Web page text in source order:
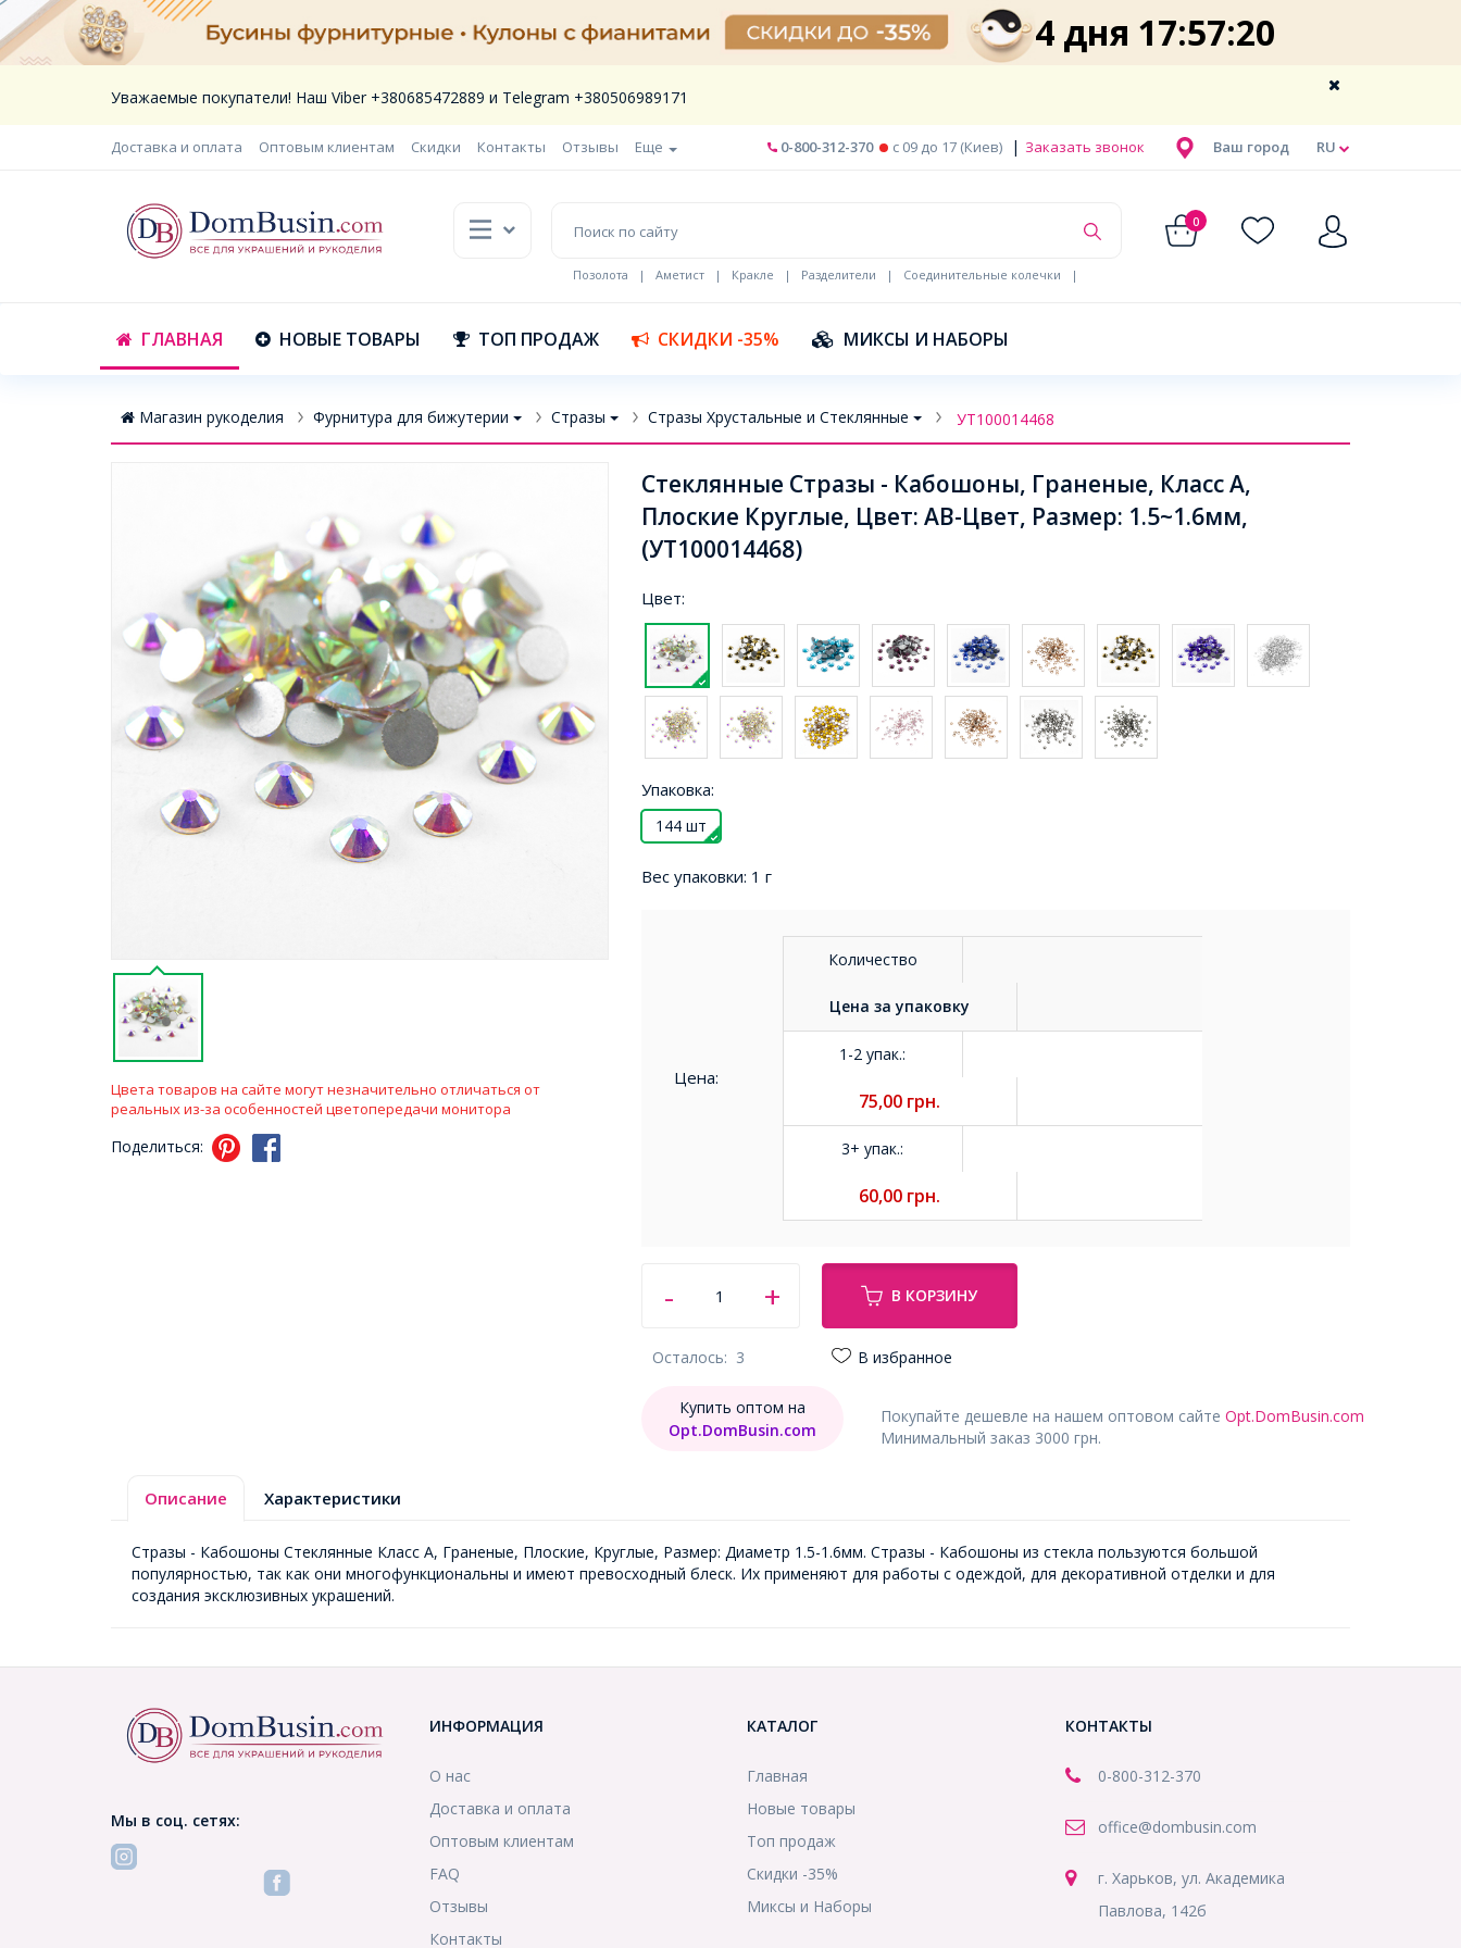
4 дня 17:57:19
Уважаемые покупатели! Наш Viber +380685472889 и Telegram +380506989171
Доставка и оплата Оптовым клиентам Скидки Контакты Отзывы Еще RU
Ваш город
0-800-312-370 c 09 до 17 (Киев) | Заказать звонок
0
Позолота | Аметист | Кракле | Разделители | Соединительные колечки
|
ГЛАВНАЯ НОВЫЕ ТОВАРЫ ТОП ПРОДАЖ СКИДКИ -35% МИКСЫ И НАБОРЫ
Магазин рукоделия Фурнитура для бижутерии Стразы Стразы Хрустальные и Стеклянные УТ100014468
Цвета товаров на сайте могут незначительно отличаться от
реальных из-за особенностей цветопередачи монитора
Поделиться:
Стеклянные Стразы - Кабошоны, Граненые, Класс А,
Плоские Круглые, Цвет: АВ-Цвет, Размер: 1.5~1.6мм,
(УТ100014468)
Цвет:
Упаковка:
144 шт
Вес упаковки: 1 г
Цена:
Количество
Цена заупаковку
1-2 упак.:
75,00 грн.
3+ упак.:
60,00 грн.
В КОРЗИНУ
Осталось: 3 В избранное
Покупайте дешевле на нашем оптовом сайте Opt.DomBusin.com
Минимальный заказ 3000 грн.
Купить оптом на
Opt.DomBusin.com
Описание Характеристики
Стразы - Кабошоны Стеклянные Класс А, Граненые, Плоские, Круглые, Размер: Диаметр 1.5-1.6мм. Стразы - Кабошоны из стекла пользуются большой
популярностью, так как они многофункциональны и имеют превосходный блеск. Их применяют для работы с одеждой, для декоративной отделки и для
создания эксклюзивных украшений.
Мы в соц. сетях:
ИНФОРМАЦИЯ
О нас
Доставка и оплата
Оптовым клиентам
FAQ
Отзывы
Контакты
КАТАЛОГ
Главная
Новые товары
Топ продаж
Скидки -35%
Миксы и Наборы
КОНТАКТЫ
0-800-312-370
office@dombusin.com
г. Харьков, ул. Академика
Павлова, 142б